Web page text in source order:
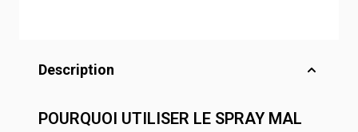
Description
POURQUOI UTILISER LE SPRAY MAL